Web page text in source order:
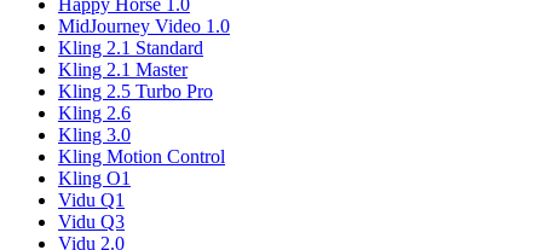
Happy Horse 1.0
MidJourney Video 1.0
Kling 2.1 Standard
Kling 2.1 Master
Kling 2.5 Turbo Pro
Kling 2.6
Kling 3.0
Kling Motion Control
Kling O1
Vidu Q1
Vidu Q3
Vidu 2.0